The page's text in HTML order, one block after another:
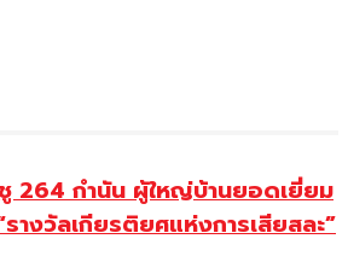
264 กำนัน ผู้ใหญ่บ้านยอดเยี่ยม
างวัลเกียรติยศแห่งการเสียสละ”